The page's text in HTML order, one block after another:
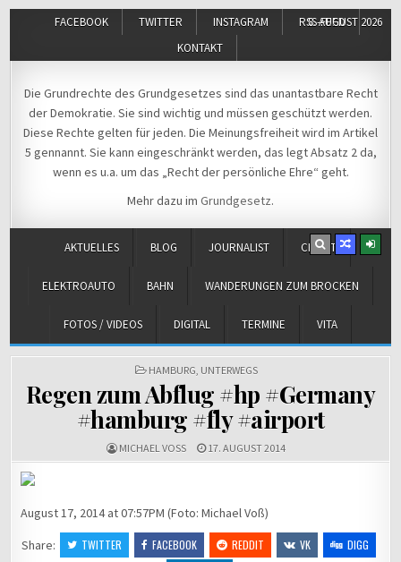
FACEBOOK TWITTER INSTAGRAM
RSS-FEED
KONTAKT
8. AUGUST 2026
Michael Voß
Die Grundrechte des Grundgesetzes sind das unantastbare Recht
der Demokratie. Sie sind wichtig und müssen geschützt werden.
Diese Rechte gelten für jeden. Die Meinungsfreiheit wird im Artikel
5 gennannt. Sie kann eingeschränkt werden, das legt Absatz 2 da,
wenn es u.a. um das „Recht der persönliche Ehre“ geht.
Mehr dazu im Grundgesetz.
AKTUELLES BLOG JOURNALIST CHRIST
ELEKTROAUTO BAHN WANDERUNGEN ZUM BROCKEN
FOTOS / VIDEOS DIGITAL TERMINE VITA
POSTED
HAMBURG UNTERWEGS
Regen zum Abflug #hp #Germany
#hamburg #fly #airport
MICHAEL VOSS 17. AUGUST 2014
August 17, 2014 at 07:57PM (Foto: Michael Voß)
Share:
TWITTER FACEBOOK REDDIT VK
DIGG